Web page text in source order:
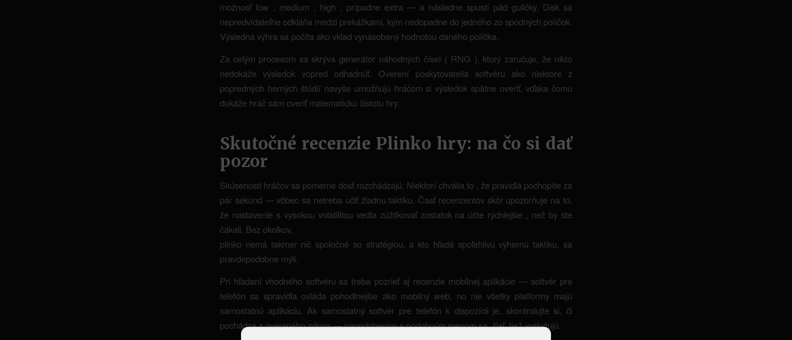
možnosť low , medium , high , prípadne extra — a následne spustí pád guličky. Disk sa
nepredvídateľne odkláňa medzi prekážkami, kým nedopadne do jedného zo spodných políčok.
Výsledná výhra sa počíta ako vklad vynásobený hodnotou daného políčka.
Za celým procesom sa skrýva generátor náhodných čísel ( RNG ), ktorý zaručuje, že nikto
nedokáže výsledok vopred odhadnúť. Overení poskytovatelia softvéru ako niektoré z
popredných herných štúdií navyše umožňujú hráčom si výsledok spätne overiť, vďaka čomu
dokáže hráč sám overiť matematickú čistotu hry.
Skutočné recenzie Plinko hry: na čo si dať
pozor
Skúsenosti hráčov sa pomerne dosť rozchádzajú. Niektorí chvália to , že pravidlá pochopíte za
pár sekúnd — vôbec sa netreba učiť žiadnu taktiku. Časť recenzentov skôr upozorňuje na to,
že nastavenie s vysokou volatilitou vedia zúžitkovať zostatok na účte rýchlejšie , než by ste
čakali. Bez okolkov,
plinko nemá takmer nič spoločné so stratégiou, a kto hľadá spoľahlivú výhernú taktiku, sa
pravdepodobne mýli.
Pri hľadaní vhodného softvéru sa treba pozrieť aj recenzie mobilnej aplikácie — softvér pre
telefón sa spravidla ovláda pohodlnejšie ako mobilný web, no nie všetky platformy majú
samostatnú aplikáciu. Ak samostatný softvér pre telefón k dispozícii je, skontrolujte si, či
pochádza z overeného zdroja — napodobeniny s podobným menom sa, žiaľ, tiež vyskytujú.